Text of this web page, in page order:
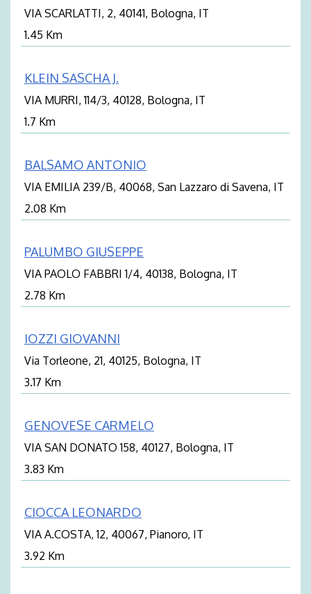
VIA SCARLATTI, 2, 40141, Bologna, IT
1.45 Km
KLEIN SASCHA J.
VIA MURRI, 114/3, 40128, Bologna, IT
1.7 Km
BALSAMO ANTONIO
VIA EMILIA 239/B, 40068, San Lazzaro di Savena, IT
2.08 Km
PALUMBO GIUSEPPE
VIA PAOLO FABBRI 1/4, 40138, Bologna, IT
2.78 Km
IOZZI GIOVANNI
Via Torleone, 21, 40125, Bologna, IT
3.17 Km
GENOVESE CARMELO
VIA SAN DONATO 158, 40127, Bologna, IT
3.83 Km
CIOCCA LEONARDO
VIA A.COSTA, 12, 40067, Pianoro, IT
3.92 Km